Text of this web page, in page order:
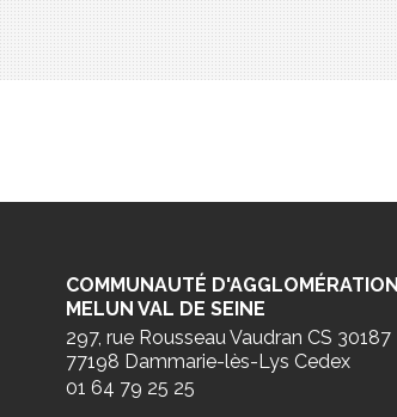
COMMUNAUTÉ D'AGGLOMÉRATION
MELUN VAL DE SEINE
297, rue Rousseau Vaudran CS 30187
77198 Dammarie-lès-Lys Cedex
01 64 79 25 25